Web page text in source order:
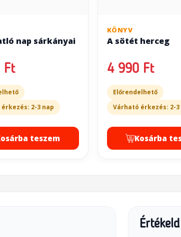
nap sárkányai
Ft
2-3 nap
teszem
KÖNYV
A sötét herceg
4 990 Ft
Előrendelhető
Várható érkezés: 2-3
Kosárba